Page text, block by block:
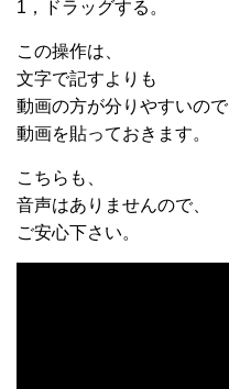
1，ドラッグする。
この操作は、
文字で記すよりも
動画の方が分りやすいので
動画を貼っておきます。
こちらも、
音声はありませんので、
ご安心下さい。